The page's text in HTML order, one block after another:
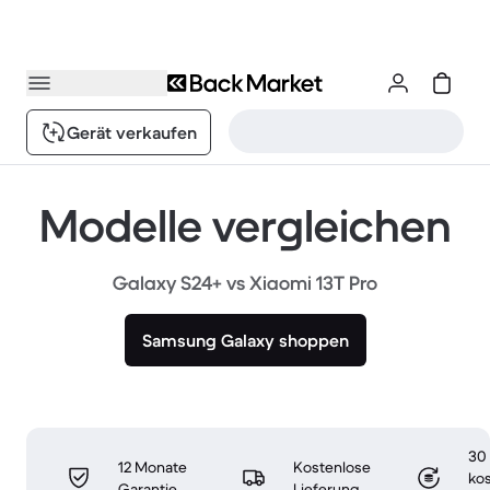
Gerät verkaufen
Modelle vergleichen
Galaxy S24+ vs Xiaomi 13T Pro
Samsung Galaxy shoppen
12 Monate
Kostenlose
30